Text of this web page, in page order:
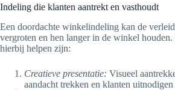
Indeling die klanten aantrekt en vasthoudt
Een doordachte winkelindeling kan de
vergroten en hen langer in de winkel houden.
hierbij helpen zijn:
Creatieve presentatie: Visueel
aandacht trekken en klanten